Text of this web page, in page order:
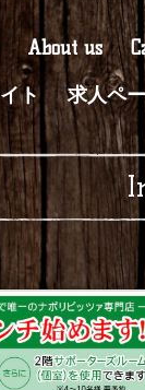
About us
ト
求人ペ